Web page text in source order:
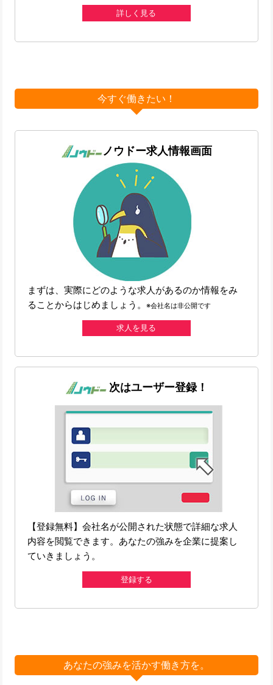
詳しく見る
今すぐ働きたい！
ノウドー求人情報画面
まずは、実際にどのような求人があるのか情報をみ
ることからはじめましょう。※会社名は非公開です
求人を見る
次はユーザー登録！
【登録無料】会社名が公開された状態で詳細な求人
内容を閲覧できます。あなたの強みを企業に提案し
ていきましょう。
登録する
あなたの強みを活かす働き方を。